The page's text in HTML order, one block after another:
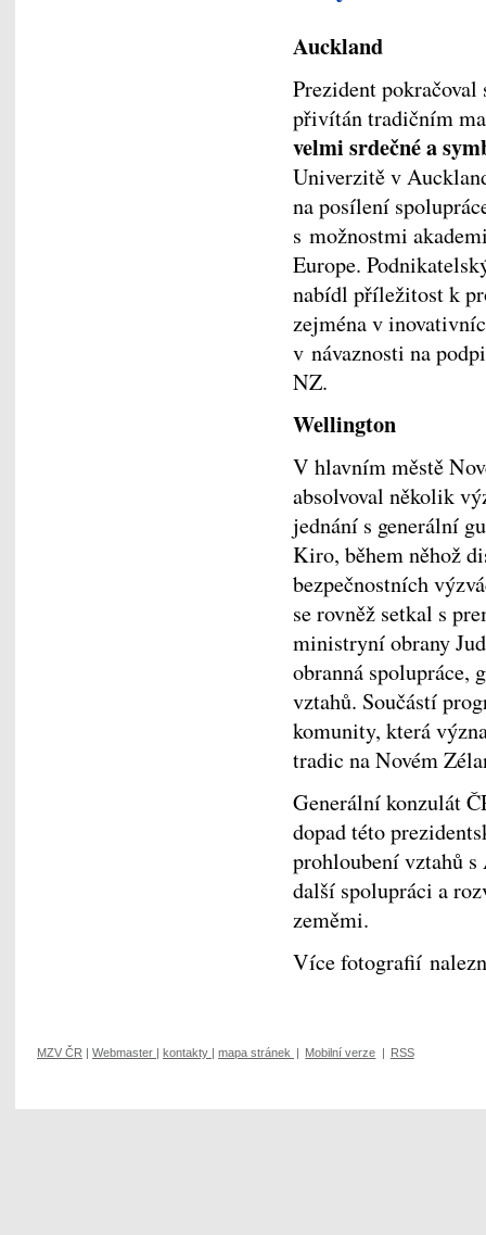
Auckland
Prezident pokračoval
přivítán tradičním
velmi srdečné a
Univerzitě v
na posílení
s možnostmi
Europe.
nabídl příležitost k
zejména v
v návaznosti na
NZ.
Wellington
V hlavním městě
absolvoval několik
jednání s generální
Kiro, během něhož
bezpečnostních
se rovněž setkal s
ministryní obrany
obranná spolupráce,
vztahů. Součástí
komunity, která
tradic na Novém
Generální konzulát
dopad této
prohloubení vztahů
další spolupráci a
zeměmi.
Více fotografií
MZV ČR | Webmaster | kontakty | mapa stránek | Mobilní verze | RSS